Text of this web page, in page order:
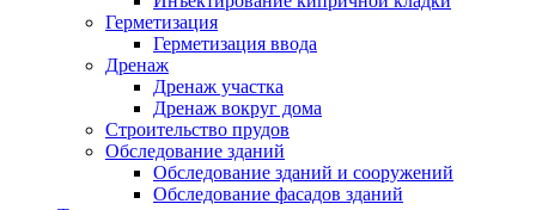
Герметизация
Герметизация ввода
Дренаж
Дренаж участка
Дренаж вокруг дома
Строительство прудов
Обследование зданий
Обследование зданий и сооружений
Обследование фасадов зданий